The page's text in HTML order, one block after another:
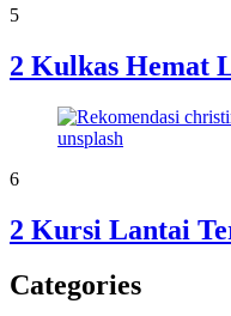
5
2 Kulkas Hemat
6
2 Kursi Lantai
Categories